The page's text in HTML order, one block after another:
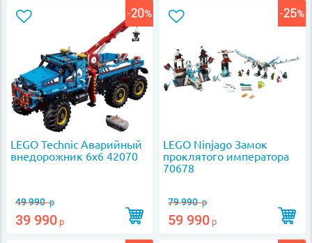
LEGO Technic Аварийный
внедорожник 6х6 42070
49 990р
39 990 р
LEGO Ninjago Замок
проклятого императора
70678
79 990р
59 990 р